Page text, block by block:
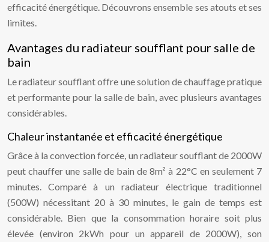
efficacité énergétique. Découvrons ensemble ses atouts et ses
limites.
Avantages du radiateur soufflant pour salle de
bain
Le radiateur soufflant offre une solution de chauffage pratique
et performante pour la salle de bain, avec plusieurs avantages
considérables.
Chaleur instantanée et efficacité énergétique
Grâce à la convection forcée, un radiateur soufflant de 2000W
peut chauffer une salle de bain de 8m² à 22°C en seulement 7
minutes. Comparé à un radiateur électrique traditionnel
(500W) nécessitant 20 à 30 minutes, le gain de temps est
considérable. Bien que la consommation horaire soit plus
élevée (environ 2kWh pour un appareil de 2000W), son